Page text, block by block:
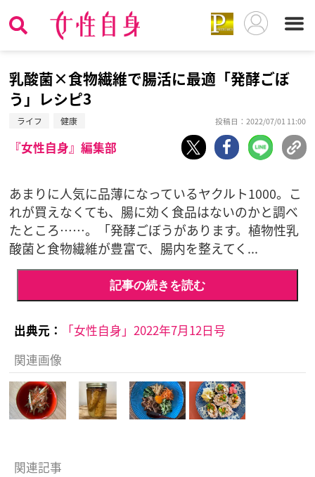
乳酸菌×食物繊維で腸活に最適「発酵ごぼ
う」レシピ3
ライフ 健康 投稿日：2022/07/01 11:00
『女性自身』編集部
あまりに人気に品薄になっているヤクルト1000。こ
れが買えなくても、腸に効く食品はないのかと調べ
たところ……。「発酵ごぼうがあります。植物性乳
酸菌と食物繊維が豊富で、腸内を整えてく...
記事の続きを読む
出典元：
「女性自身」2022年7月12日号
関連画像
関連記事